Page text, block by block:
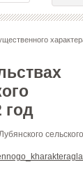
год
сельского